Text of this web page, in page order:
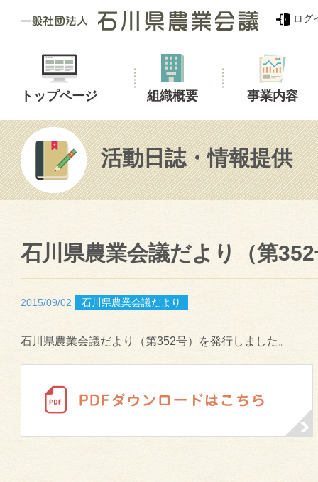
ログ
トップページ 組織概要 事業内容
活動日誌・情報提供
石川県農業会議だより（第
2015/09/02 石川県農業会議だより
石川県農業会議だより（第352号）を発行しました。